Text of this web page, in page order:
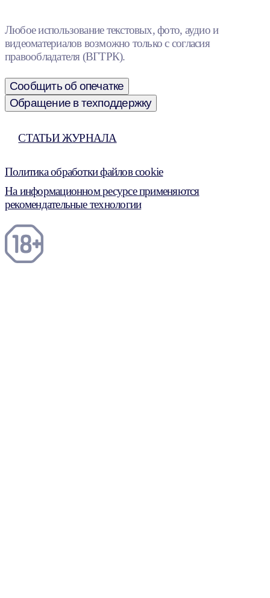
Любое использование текстовых, фото, аудио и
видеоматериалов возможно только с согласия
правообладателя (ВГТРК).
Сообщить об опечатке
Обращение в техподдержку
СТАТЬИ ЖУРНАЛА
Политика обработки файлов cookie
На информационном ресурсе применяются
рекомендательные технологии